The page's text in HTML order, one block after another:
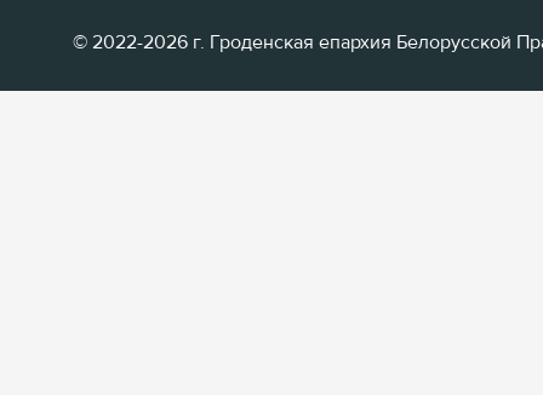
© 2022-2026 г. Гроденская епархия Белорусской